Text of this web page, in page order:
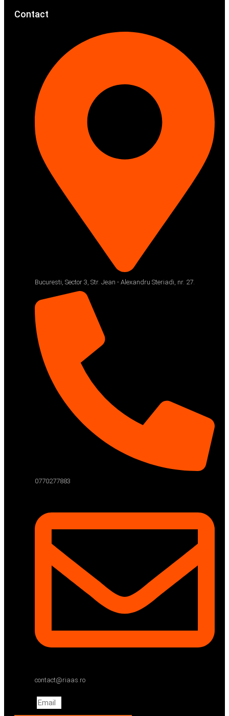
Contact
Bucuresti, Sector 3, Str. Jean - Alexandru Steriadi, nr. 27.
0770277883
contact@riaas.ro